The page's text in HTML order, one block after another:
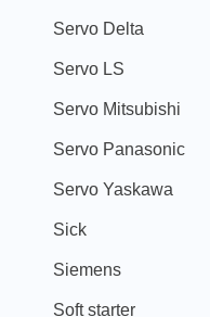
Servo Delta
Servo LS
Servo Mitsubishi
Servo Panasonic
Servo Yaskawa
Sick
Siemens
Soft starter